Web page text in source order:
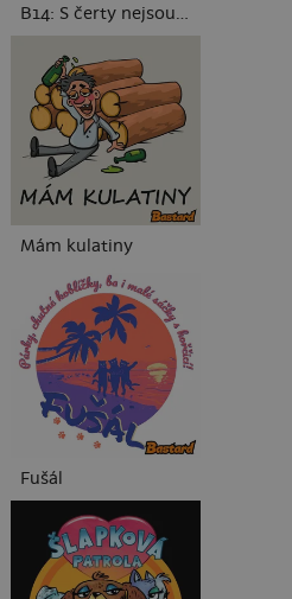
B14: S čerty nejsou žerty
Mám kulatiny
Fušál